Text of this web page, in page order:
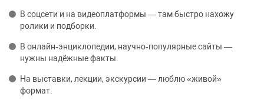
В соцсети и на видеоплатформы — там быстро нахожу
ролики и подборки.
В онлайн‑энциклопедии, научно‑популярные сайты —
нужны надёжные факты.
На выставки, лекции, экскурсии — люблю «живой»
формат.